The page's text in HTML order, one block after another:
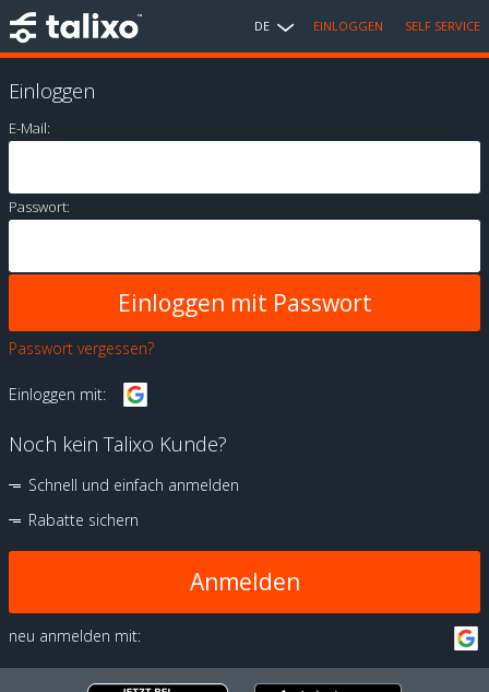
DE EINLOGGEN SELF SERVICE
Einloggen
E-Mail:
Passwort:
Passwort vergessen?
Einloggen mit:
Noch kein Talixo Kunde?
Schnell und einfach anmelden
Rabatte sichern
Anmelden
neu anmelden mit: